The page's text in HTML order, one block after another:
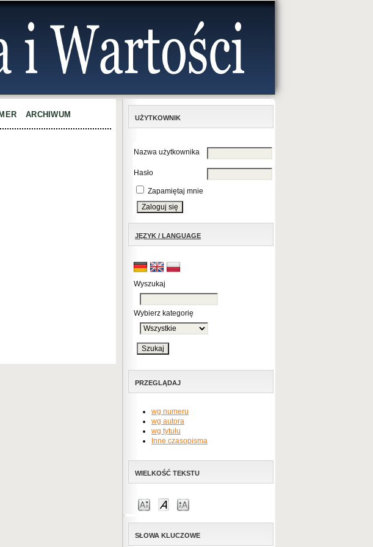
UŻYTKOWNIK
Nazwa użytkownika
Hasło
Zapamiętaj mnie
JĘZYK / LANGUAGE
Wyszukaj
Wybierz kategorię
PRZEGLĄDAJ
wg numeru
wg autora
wg tytułu
Inne czasopisma
WIELKOŚĆ TEKSTU
SŁOWA KLUCZOWE
ARCHIWUM